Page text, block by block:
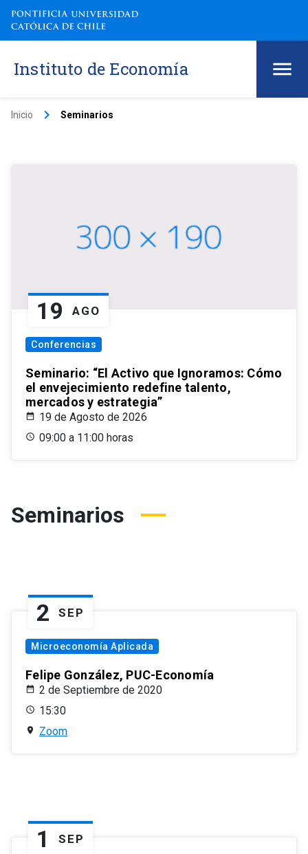
Instituto de Economía
Inicio keyboard_arrow_right Seminarios
19 AGO
Conferencias
Seminario: “El Activo que Ignoramos: Cómo
el envejecimiento redefine talento,
mercados y estrategia”
19 de Agosto de 2026
09:00 a 11:00 horas
Seminarios
2 SEP
Microeconomía Aplicada
Felipe González, PUC-Economía
2 de Septiembre de 2020
15:30
Zoom
1 SEP